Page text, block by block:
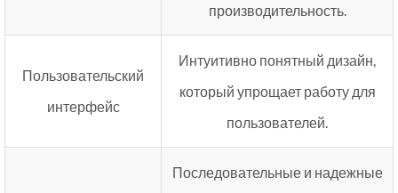
производительность.
Пользовательский
интерфейс
Интуитивно понятный дизайн,
который упрощает работу для
пользователей.
Последовательные и надежные